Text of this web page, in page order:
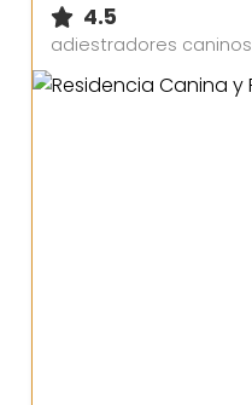
4.5
adiestradores caninos